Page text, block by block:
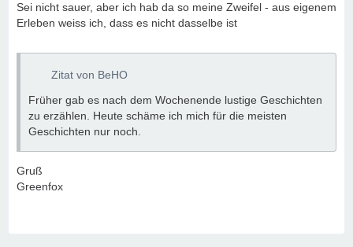
Sei nicht sauer, aber ich hab da so meine Zweifel - aus eigenem
Erleben weiss ich, dass es nicht dasselbe ist
Zitat von BeHO
Früher gab es nach dem Wochenende lustige Geschichten
zu erzählen. Heute schäme ich mich für die meisten
Geschichten nur noch.
Gruß
Greenfox